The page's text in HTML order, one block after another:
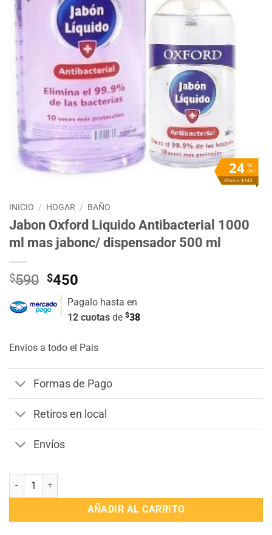
%
OFF
24
Ahorra $140
INICIO / HOGAR / BAÑO
Jabon Oxford Liquido Antibacterial 1000
ml mas jabonc/ dispensador 500 ml
$590 El
precio
original
era:
$450
precio
actual
es:
Pagalo hasta en
12 cuotas de $38
Envios a todo el Pais
Formas de Pago
Retiros en local
Envíos
Jabon Oxford Liquido Antibacterial 1000 ml mas jabonc/
AÑADIR AL CARRITO